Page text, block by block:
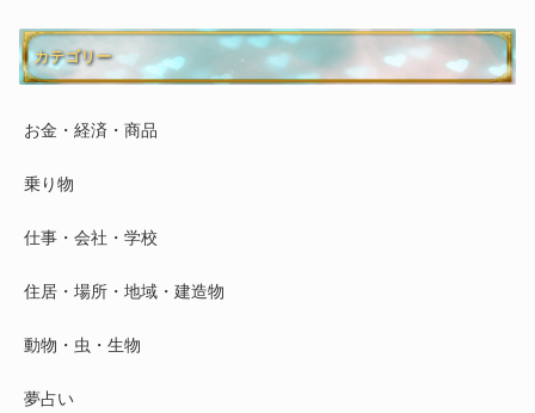
カテゴリー
お金・経済・商品
乗り物
仕事・会社・学校
住居・場所・地域・建造物
動物・虫・生物
夢占い